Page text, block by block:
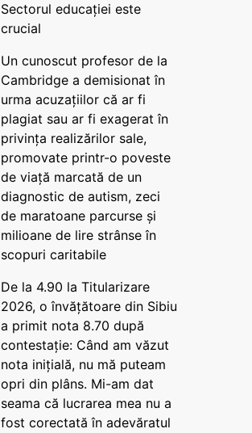
Sectorul educației este
crucial
Un cunoscut profesor de la
Cambridge a demisionat în
urma acuzațiilor că ar fi
plagiat sau ar fi exagerat în
privința realizărilor sale,
promovate printr-o poveste
de viață marcată de un
diagnostic de autism, zeci
de maratoane parcurse și
milioane de lire strânse în
scopuri caritabile
De la 4.90 la Titularizare
2026, o învățătoare din Sibiu
a primit nota 8.70 după
contestație: Când am văzut
nota inițială, nu mă puteam
opri din plâns. Mi-am dat
seama că lucrarea mea nu a
fost corectată în adevăratul